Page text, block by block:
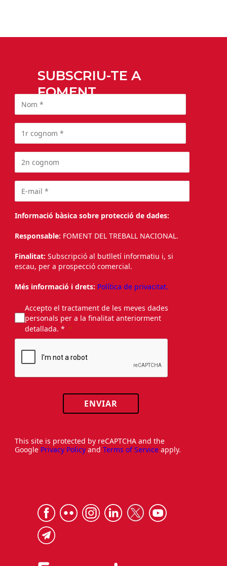
SUBSCRIU-TE A
FOMENT
Informació bàsica sobre protecció de dades:
Responsable: FOMENT DEL TREBALL NACIONAL.
Finalitat: Subscripció al butlletí informatiu i, si
escau, per a prospecció comercial.
Més informació i drets: Política de privacitat.
Accepto el tractament de les meves dades
personals per a la finalitat anteriorment
detallada. *
ENVIAR
This site is protected by reCAPTCHA and the
Google Privacy Policy and Terms of Service apply.